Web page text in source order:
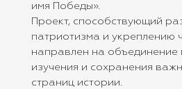
имя Победы».
Проект, способствующий
патриотизма и укреплению
направлен на объединение
изучения и сохранения
страниц истории.